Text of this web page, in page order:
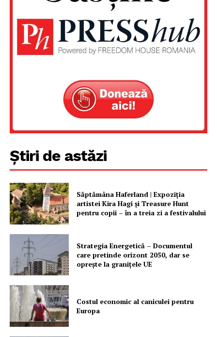
Știri de astăzi
Săptămâna Haferland | Expoziţia
artistei Kira Hagi şi Treasure Hunt
pentru copii – în a treia zi a festivalului
Strategia Energetică – Documentul
care pretinde orizont 2050, dar se
oprește la granițele UE
Costul economic al caniculei pentru
Europa